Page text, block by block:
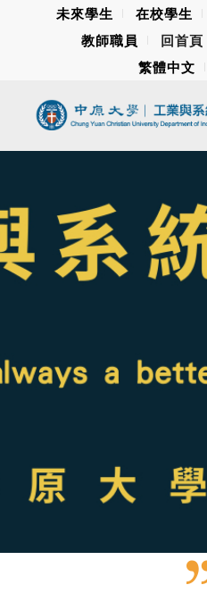
未來學生 在校學生
教師職員
回首頁
繁體中文